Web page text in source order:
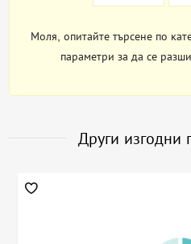
Моля, опитайте търсене по
параметри за да се
Други изгодни